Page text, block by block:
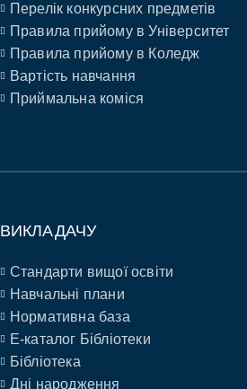
Перелік конкурсних предметів
Правила прийому в Університет
Правила прийому в Коледж
Вартість навчання
Приймальна коміся
ВИКЛАДАЧУ
Стандарти вищої освіти
Навчальні плани
Нормативна база
E-каталог Бібліотеки
Бібліотека
Дні народження